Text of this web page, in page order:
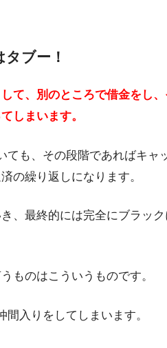
ブー！
て、別のところで借金をし
しまいます。
ても、その段階であればキャ
の繰り返しになります。
、最終的には完全にブラッ
ものはこういうものです。
入りをしてしまいます。